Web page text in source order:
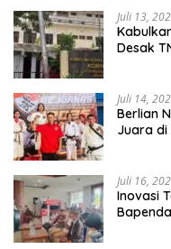
Juli 13,
Desak
Juli 14,
Berlian
Juara di
Juli 16,
Inovasi